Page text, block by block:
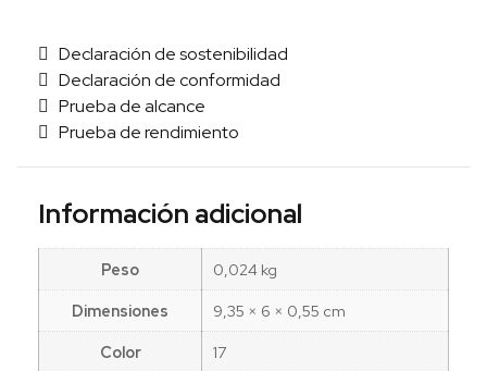
Declaración de sostenibilidad
Declaración de conformidad
Prueba de alcance
Prueba de rendimiento
Información adicional
Peso
0,024 kg
Dimensiones
9,35 × 6 × 0,55 cm
Color
17